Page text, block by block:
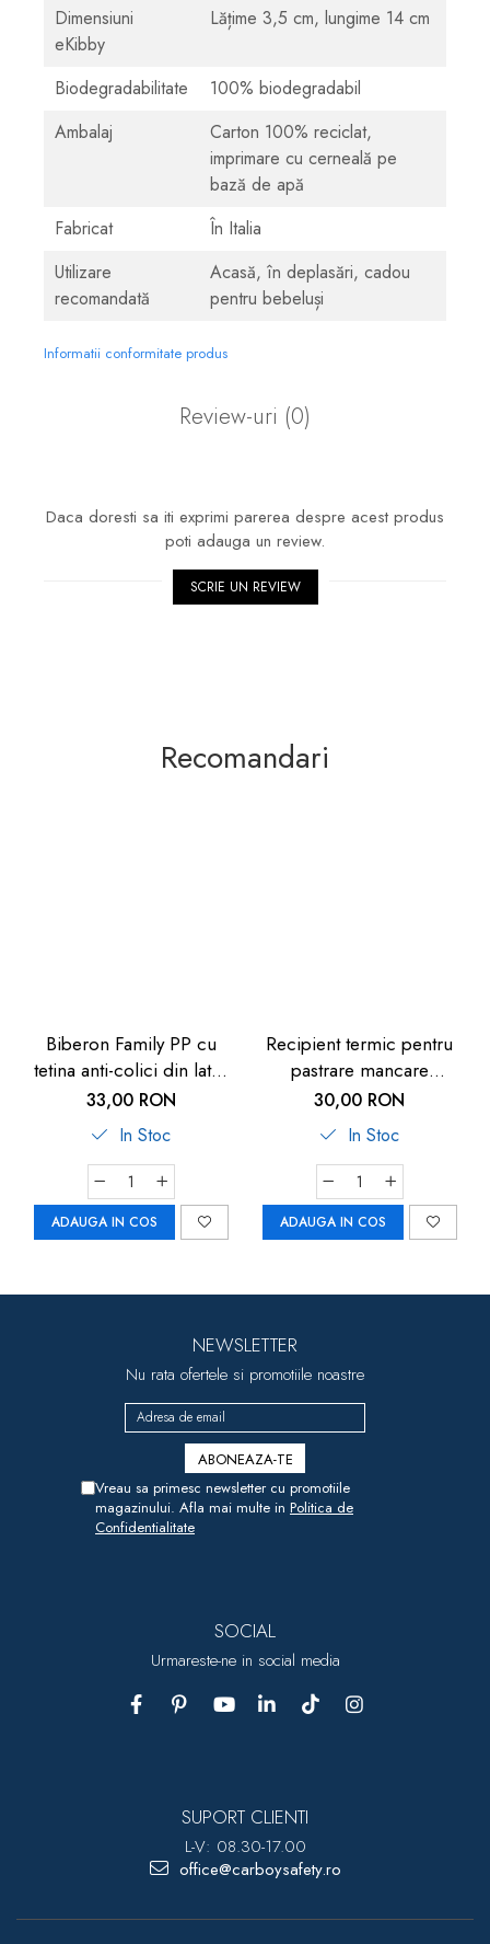
Dimensiuni
eKibby
Lățime 3,5 cm, lungime 14 cm
Biodegradabilitate
100% biodegradabil
Ambalaj
Carton 100% reciclat,
imprimare cu cerneală pe
bază de apă
Fabricat
În Italia
Utilizare
recomandată
Acasă, în deplasări, cadou
pentru bebeluși
Informatii conformitate produs
Review-uri (0)
Daca doresti sa iti exprimi parerea despre acest produs
poti adauga un review.
SCRIE UN REVIEW
Recomandari
Biberon Family PP cu
tetina anti-colici din latex
natural, 250 ml, de la 6
luni, debit mediu (M), nip
35007
33,00 RON
In Stoc
ADAUGA IN COS
Recipient termic pentru
pastrare mancare
bebelusi U-Grow, 820 ml
30,00 RON
In Stoc
ADAUGA IN COS
NEWSLETTER
Nu rata ofertele si promotiile noastre
Vreau sa primesc newsletter cu promotiile
magazinului. Afla mai multe in Politica de
Confidentialitate
SOCIAL
Urmareste-ne in social media
SUPORT CLIENTI
L-V: 08.30-17.00
office@carboysafety.ro